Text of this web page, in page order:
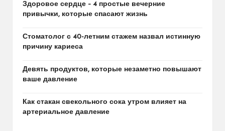
Здоровое сердце – 4 простые вечерние
привычки, которые спасают жизнь
Стоматолог с 40-летним стажем назвал истинную
причину кариеса
Девять продуктов, которые незаметно повышают
ваше давление
Как стакан свекольного сока утром влияет на
артериальное давление